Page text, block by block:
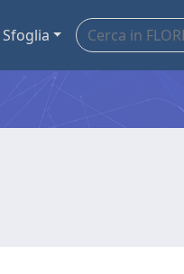
Sfoglia